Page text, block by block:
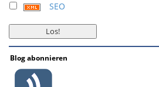
SEO
Blog abonnieren